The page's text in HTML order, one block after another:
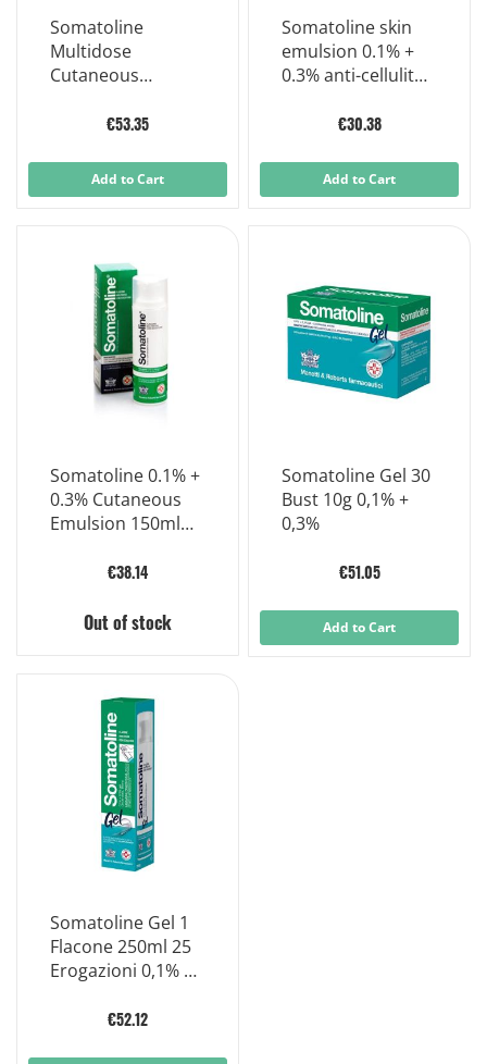
Somatoline
Multidose
Cutaneous
application
€53.35
Add to Cart
Somatoline skin
emulsion 0.1% +
0.3% anti-cellulite
€30.38
Add to Cart
Somatoline 0.1% +
0.3% Cutaneous
Emulsion 150ml
€38.14
Out of stock
Somatoline Gel 30
Bust 10g 0,1% +
0,3%
€51.05
Add to Cart
Somatoline Gel 1
Flacone 250ml 25
Erogazioni 0,1% +
Dosatore€52.12